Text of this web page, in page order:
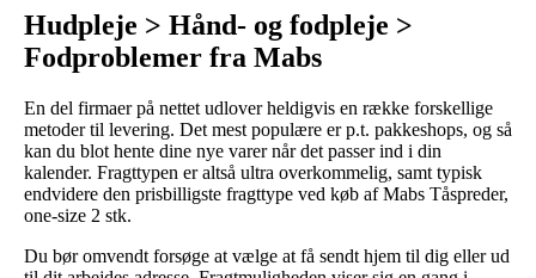
Hudpleje > Hånd- og fodpleje >
Fodproblemer fra Mabs
En del firmaer på nettet udlover heldigvis en række forskellige
metoder til levering. Det mest populære er p.t. pakkeshops, og så
kan du blot hente dine nye varer når det passer ind i din
kalender. Fragttypen er altså ultra overkommelig, samt typisk
endvidere den prisbilligste fragttype ved køb af Mabs Tåspreder,
one-size 2 stk.
Du bør omvendt forsøge at vælge at få sendt hjem til dig eller ud